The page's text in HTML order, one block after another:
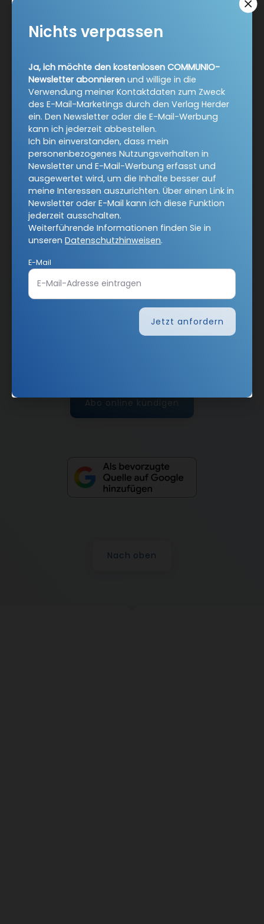
Ich bin einverstanden, dass mein personenbezogenes
meine Interessen auszurichten. Über einen Link in
Newsletter oder E-Mail kann ich diese Funktion jederzeit
ausschalten.
Weiterführende Informationen finden Sie in unseren
Datenschutzhinweisen.
E-Mail
Jetzt anmelden
AGB und Widerrufsbelehrung
Datenschutz
Abo online kündigen
Nach oben
Nichts verpassen
Ja, ich möchte den kostenlosen COMMUNIO-
Newsletter abonnieren und willige in die
Verwendung meiner Kontaktdaten zum Zweck
des E-Mail-Marketings durch den Verlag Herder
ein. Den Newsletter oder die E-Mail-Werbung
kann ich jederzeit abbestellen.
Ich bin einverstanden, dass mein
personenbezogenes Nutzungsverhalten in
Newsletter und E-Mail-Werbung erfasst und
ausgewertet wird, um die Inhalte besser auf
meine Interessen auszurichten. Über einen Link in
Newsletter oder E-Mail kann ich diese Funktion
jederzeit ausschalten.
Weiterführende Informationen finden Sie in
unseren Datenschutzhinweisen.
E-Mail
Jetzt anfordern